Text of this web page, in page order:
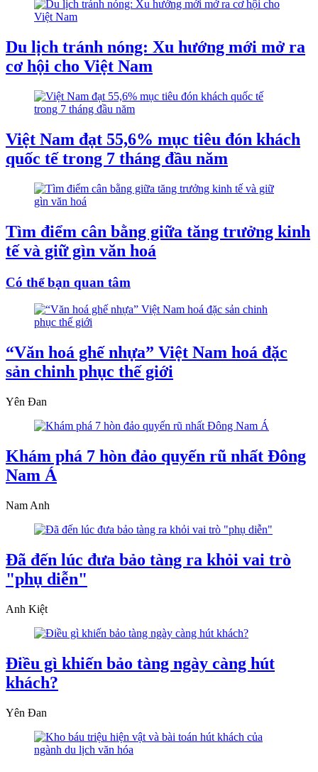
Du lịch tránh nóng: Xu hướng mới mở ra
cơ hội cho Việt Nam
Việt Nam đạt 55,6% mục tiêu đón khách
quốc tế trong 7 tháng đầu năm
Tìm điểm cân bằng giữa tăng trưởng kinh
tế và giữ gìn văn hoá
Có thể bạn quan tâm
“Văn hoá ghế nhựa” Việt Nam hoá đặc
sản chinh phục thế giới
Yên Đan
Khám phá 7 hòn đảo quyến rũ nhất Đông
Nam Á
Nam Anh
Đã đến lúc đưa bảo tàng ra khỏi vai trò
"phụ diễn"
Anh Kiệt
Điều gì khiến bảo tàng ngày càng hút
khách?
Yên Đan